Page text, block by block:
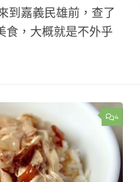
到嘉義民雄前，查了
食，大概就是不外乎
4